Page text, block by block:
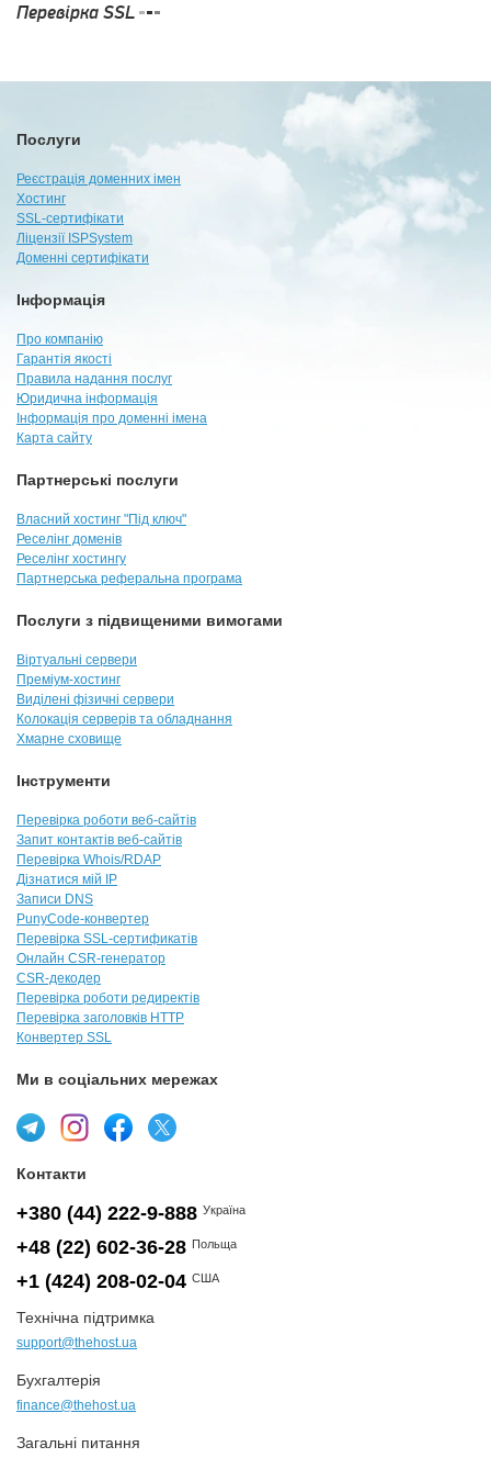
Перевірка SSL
Послуги
Реєстрація доменних імен
Хостинг
SSL-сертифікати
Ліцензії ISPSystem
Доменні сертифікати
Інформація
Про компанію
Гарантія якості
Правила надання послуг
Юридична інформація
Інформація про доменні імена
Карта сайту
Партнерські послуги
Власний хостинг "Під ключ"
Реселінг доменів
Реселінг хостингу
Партнерська реферальна програма
Послуги з підвищеними вимогами
Віртуальні сервери
Преміум-хостинг
Виділені фізичні сервери
Колокація серверів та обладнання
Хмарне сховище
Інструменти
Перевірка роботи веб-сайтів
Запит контактів веб-сайтів
Перевірка Whois/RDAP
Дізнатися мій IP
Записи DNS
PunyCode-конвертер
Перевірка SSL-сертификатів
Онлайн CSR-генератор
CSR-декодер
Перевірка роботи редиректів
Перевірка заголовків HTTP
Конвертер SSL
Ми в соціальних мережах
Контакти
+380 (44) 222-9-888 Україна
+48 (22) 602-36-28 Польща
+1 (424) 208-02-04 США
Технічна підтримка
support@thehost.ua
Бухгалтерія
finance@thehost.ua
Загальні питання